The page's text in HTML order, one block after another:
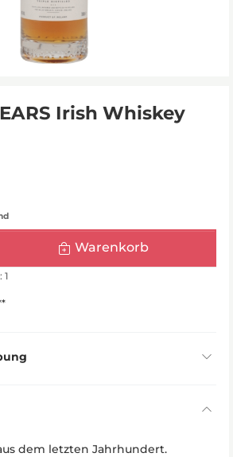
Irish Whiskey
Warenkorb
1
dem letzten Jahrhundert.